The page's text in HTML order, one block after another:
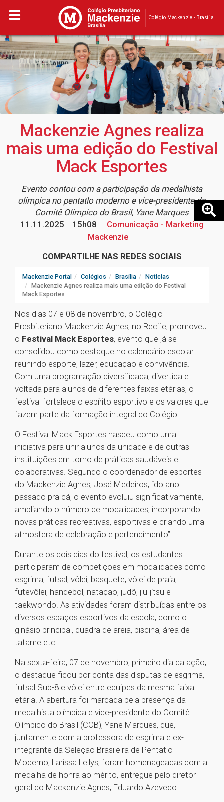
Colégio Mackenzie - Brasília
Mackenzie Agnes realiza
mais uma edição do Festival
Mack Esportes
Evento contou com a participação da medalhista
olímpica no pentatlo moderno e vice-presidente do
Comitê Olímpico do Brasil, Yane Marques
11.11.2025
15h08
Comunicação - Marketing
Mackenzie
COMPARTILHE NAS REDES SOCIAIS
Mackenzie Portal Colégios Brasília
Notícias
Mackenzie Agnes realiza mais uma edição do Festival
Mack Esportes
Nos dias 07 e 08 de novembro, o Colégio
Presbiteriano Mackenzie Agnes, no Recife, promoveu
o Festival Mack Esportes, evento que já se
consolidou como destaque no calendário escolar
reunindo esporte, lazer, educação e convivência.
Com uma programação diversificada, divertida e
voltada para alunos de diferentes faixas etárias, o
festival fortalece o espírito esportivo e os valores que
fazem parte da formação integral do Colégio.
O Festival Mack Esportes nasceu como uma
iniciativa para unir alunos da unidade e de outras
instituições em torno de práticas saudáveis e
colaborativas. Segundo o coordenador de esportes
do Mackenzie Agnes, José Medeiros, “do ano
passado pra cá, o evento evoluiu significativamente,
ampliando o número de modalidades, incorporando
novas práticas recreativas, esportivas e criando uma
atmosfera de celebração e pertencimento”.
Durante os dois dias do festival, os estudantes
participaram de competições em modalidades como
esgrima, futsal, vôlei, basquete, vôlei de praia,
futevôlei, handebol, natação, judô, jiu-jítsu e
taekwondo. As atividades foram distribuídas entre os
diversos espaços esportivos da escola, como o
ginásio principal, quadra de areia, piscina, área de
tatame etc.
Na sexta-feira, 07 de novembro, primeiro dia da ação,
o destaque ficou por conta das disputas de esgrima,
futsal Sub-8 e vôlei entre equipes da mesma faixa
etária. A abertura foi marcada pela presença da
medalhista olímpica e vice-presidente do Comitê
Olímpico do Brasil (COB), Yane Marques, que,
juntamente com a professora de esgrima e ex-
integrante da Seleção Brasileira de Pentatlo
Moderno, Larissa Lellys, foram homenageadas com a
medalha de honra ao mérito, entregue pelo diretor-
geral do Mackenzie Agnes, Eduardo Azevedo.